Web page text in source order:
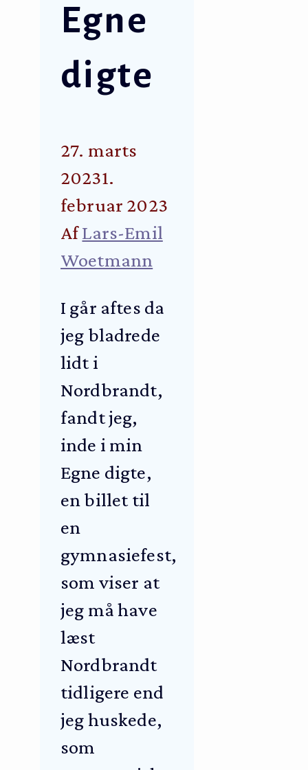
Egne
digte
27. marts
20231.
februar 2023
AfLars-Emil
Woetmann
I går aftes da
jeg bladrede
lidt i
Nordbrandt,
fandt jeg,
inde i min
Egne digte,
en billet til
en
gymnasiefest,
som viser at
jeg må have
læst
Nordbrandt
tidligere end
jeg huskede,
som